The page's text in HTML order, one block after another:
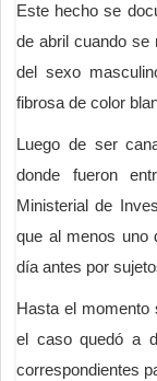
Este hecho se
de abril cuando se
del sexo
fibrosa de color
Luego de ser
donde fueron
Ministerial de
que al menos uno
día antes por
Hasta el momento
el caso quedó a
correspondientes